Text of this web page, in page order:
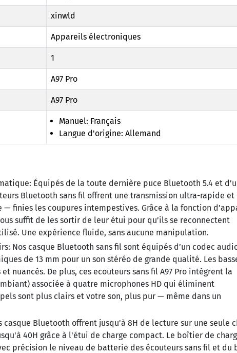
xinwld
Appareils électroniques
1
A97 Pro
A97 Pro
Manuel: Français
Langue d'origine: Allemand
Équipés de la toute dernière puce Bluetooth 5.4 et
Bluetooth sans fil offrent une transmission ultra-rapide et
finies les coupures intempestives. Grâce à la fonction
suffit de les sortir de leur étui pour qu’ils se reconnectent
Une expérience fluide, sans aucune manipulation.
Nos casque Bluetooth sans fil sont équipés d’un codec
de 13 mm pour un son stéréo de grande qualité. Les
nuancés. De plus, ces ecouteurs sans fil A97 Pro intègrent la
associée à quatre microphones HD qui éliminent
sont plus clairs et votre son, plus pur — même dans un
casque Bluetooth offrent jusqu'à 8H de lecture sur une seule
40H grâce à l'étui de charge compact. Le boîtier de
précision le niveau de batterie des écouteurs sans fil et du